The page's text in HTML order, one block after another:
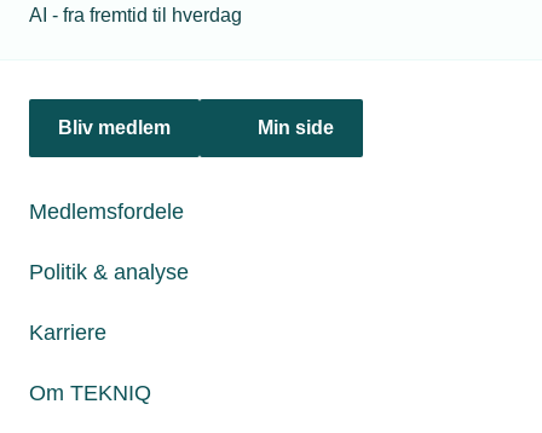
AI - fra fremtid til hverdag
Bliv medlem Min side
Medlemsfordele
Politik & analyse
Karriere
Om TEKNIQ
Elnettet Elektrificering
Relaterede nyheder
29. jun. 2026
først-til-